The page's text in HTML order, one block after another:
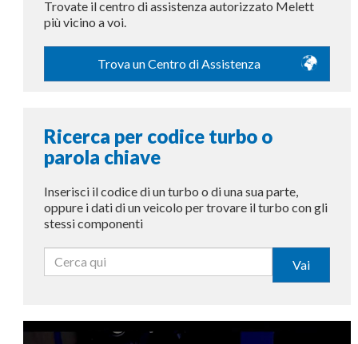
Trovate il centro di assistenza autorizzato Melett
più vicino a voi.
Trova un Centro di Assistenza
Ricerca per codice turbo o
parola chiave
Inserisci il codice di un turbo o di una sua parte,
oppure i dati di un veicolo per trovare il turbo con gli
stessi componenti
Vai